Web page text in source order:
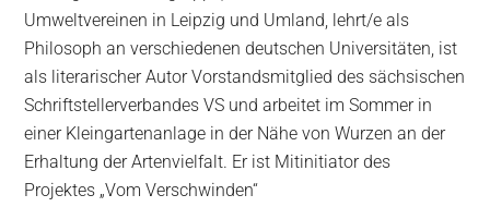
Umweltvereinen in Leipzig und Umland, lehrt/e als
Philosoph an verschiedenen deutschen Universitäten, ist
als literarischer Autor Vorstandsmitglied des sächsischen
Schriftstellerverbandes VS und arbeitet im Sommer in
einer Kleingartenanlage in der Nähe von Wurzen an der
Erhaltung der Artenvielfalt. Er ist Mitinitiator des
Projektes „Vom Verschwinden“